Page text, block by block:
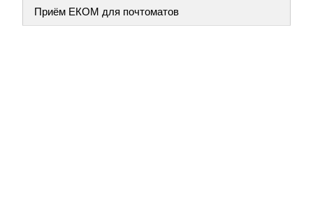
Приём ЕКОМ для почтоматов